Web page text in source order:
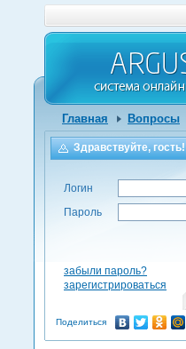
Главная Вопросы
Здравствуйте, гость!
Логин
Пароль
забыли пароль?
зарегистрироваться
Поделиться